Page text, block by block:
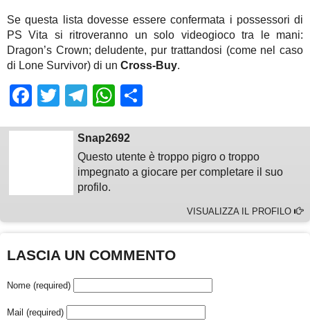
Se questa lista dovesse essere confermata i possessori di
PS Vita si ritroveranno un solo videogioco tra le mani:
Dragon’s Crown; deludente, pur trattandosi (come nel caso
di Lone Survivor) di un Cross-Buy.
Facebook
TwitterTelegram
WhatsApp
Snap2692
Questo utente è troppo pigro o troppo
impegnato a giocare per completare il suo
profilo.
VISUALIZZA IL PROFILO
LASCIA UN COMMENTO
Nome (required)
Mail (required)